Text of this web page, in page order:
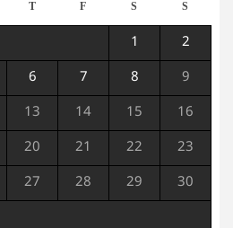
T F S S
1 2
6 7 8 9
13 14 15 16
20 21 22 23
27 28 29 30